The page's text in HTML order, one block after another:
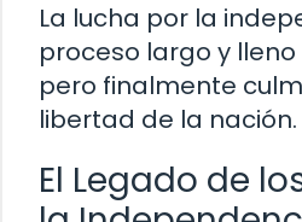
La lucha por la
proceso largo y
pero finalmente
libertad de la nación.
El Legado de